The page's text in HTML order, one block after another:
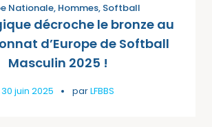
Nationale, Hommes, Softball
décroche le bronze au
d’Europe de Softball
Masculin 2025 !
30 juin 2025 parLFBBS